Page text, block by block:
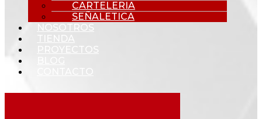
CARTELERIA
SEÑALETICA
NOSOTROS
TIENDA
PROYECTOS